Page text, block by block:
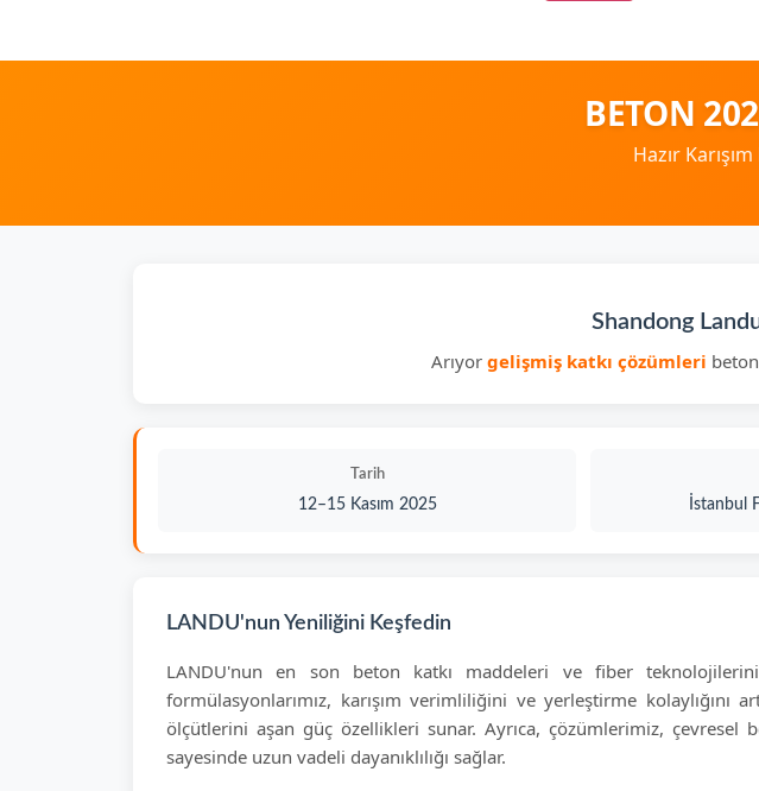
BETON
Hazır
Shandong
Arıyor gelişmiş katkı çözümleri
Tarih
12–15 Kasım 2025 İstanbul
LANDU'nun Yeniliğini Keşfedin
LANDU'nun en son beton katkı maddeleri ve fiber
formülasyonlarımız, karışım verimliliğini ve yerleştirme
ölçütlerini aşan güç özellikleri sunar. Ayrıca, çözümlerimiz,
sayesinde uzun vadeli dayanıklılığı sağlar.